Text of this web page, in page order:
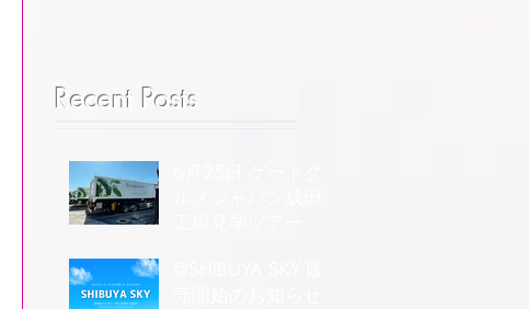
Recent Posts